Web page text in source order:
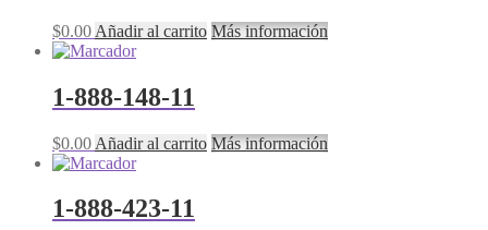
$0.00 Añadir al carrito Más información
1-888-148-11
$0.00 Añadir al carrito Más información
1-888-423-11